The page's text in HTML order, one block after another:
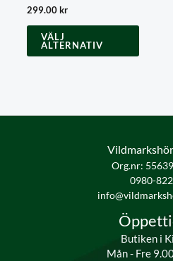
299.00kr
VÄLJ
ALTERNATIV
Den
De
kan
väljas
på
Org.nr:
0980-
Butiken i
Mån - Fre